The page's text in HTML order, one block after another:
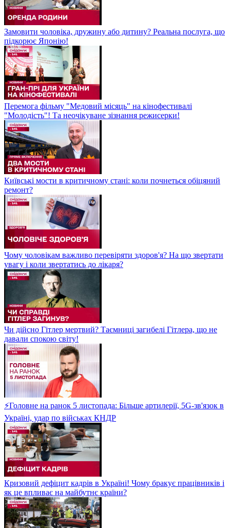
Замовити чоловіка, дружину або дитину? Реальна послуга, що
підкорює Японію!
Перемога фільму "Медовий місяць" на кінофестивалі
"Молодість"! Та неочікуване зізнання режисерки!
Київські мости в критичному стані: коли почнеться обіцяний
ремонт?
Чому чоловікам важливо перевіряти здоров'я? На що звертати
увагу і коли звертатись до лікаря?
Чи дійсно Гітлер мертвий? Таємниці загибелі Гітлера, що не
давали спокою світу!
⚡Головне на ранок 5 листопада: Більше артилерії, 5G-зв'язок в
Україні, удар по військах КНДР
Кризовий дефіцит кадрів в Україні! Чому бракує працівників і
як це впливає на майбутнє країни?